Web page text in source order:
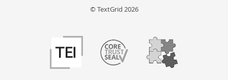
© TextGrid 2026